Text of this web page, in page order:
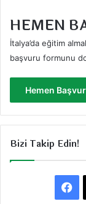
HEMEN
İtalya’da eğitim
başvuru formunu
Hemen Başvur
Bizi Takip Edin!